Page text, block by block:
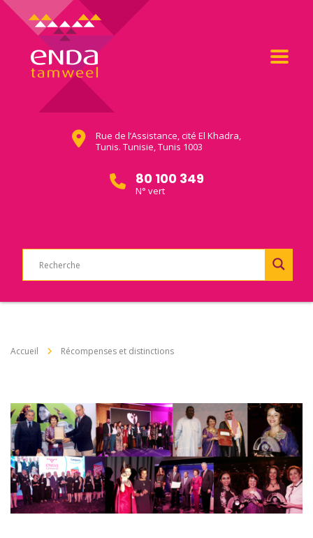
Rue de l’Assistance, cité El Khadra,
Tunis. Tunisie, Tunis 1003
80 100 349
N° vert
Accueil Récompenses et distinctions